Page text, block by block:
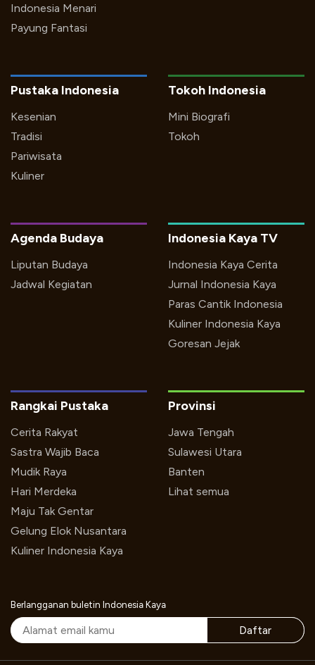
Indonesia Menari
Payung Fantasi
Pustaka Indonesia
Kesenian
Tradisi
Pariwisata
Kuliner
Tokoh Indonesia
Mini Biografi
Tokoh
Indonesia Kaya TV
Indonesia Kaya Cerita
Jurnal Indonesia Kaya
Paras Cantik Indonesia
Kuliner Indonesia Kaya
Goresan Jejak
Agenda Budaya
Liputan Budaya
Jadwal Kegiatan
Rangkai Pustaka
Cerita Rakyat
Sastra Wajib Baca
Mudik Raya
Hari Merdeka
Maju Tak Gentar
Gelung Elok Nusantara
Kuliner Indonesia Kaya
Provinsi
Jawa Tengah
Sulawesi Utara
Banten
Lihat semua
Berlangganan buletin Indonesia Kaya
Daftar